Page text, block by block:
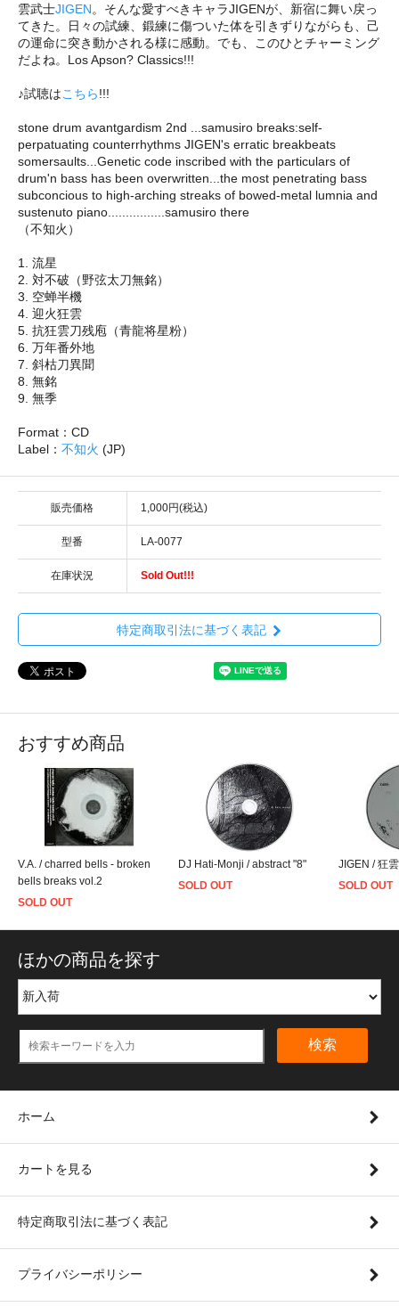
雲武士JIGEN。そんな愛すべきキャラJIGENが、新宿に舞い戻っ
てきた。日々の試練、鍛練に傷ついた体を引きずりながらも、己
の運命に突き動かされる様に感動。でも、このひとチャーミング
だよね。Los Apson? Classics!!!
♪試聴はこちら!!!
stone drum avantgardism 2nd ...samusiro breaks:self-
perpatuating counterrhythms JIGEN's erratic breakbeats
somersaults...Genetic code inscribed with the particulars of
drum'n bass has been overwritten...the most penetrating bass
subconcious to high-arching streaks of bowed-metal lumnia and
sustenuto piano................samusiro there
（不知火）
1. 流星
2. 対不破（野弦太刀無銘）
3. 空蝉半機
4. 迎火狂雲
5. 抗狂雲刀残庖（青龍将星粉）
6. 万年番外地
7. 斜枯刀異聞
8. 無銘
9. 無季
Format：CD
Label： 不知火 (JP)
販売価格 1,000円(税込)
型番 LA-0077
在庫状況 Sold Out!!!
特定商取引法に基づく表記
おすすめ商品
V.A. / charred bells - broken
bells breaks vol.2
SOLD OUT
DJ Hati-Monji / abstract "8"
SOLD OUT
JIGEN / 狂雲
SOLD OUT
ほかの商品を探す
検索
ホーム
カートを見る
特定商取引法に基づく表記
プライバシーポリシー